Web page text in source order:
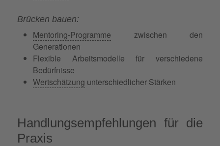
Brücken bauen:
Mentoring-Programme zwischen den
Generationen
Flexible Arbeitsmodelle für verschiedene
Bedürfnisse
Wertschätzung unterschiedlicher Stärken
Handlungsempfehlungen für die
Praxis